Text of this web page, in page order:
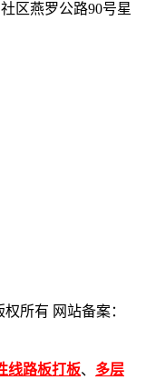
区燕罗公路90号星
所有 网站备案：
线路板打板、 多层